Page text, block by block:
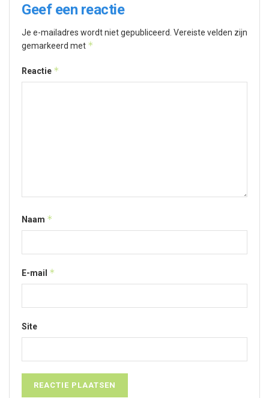
Geef een reactie
Je e-mailadres wordt niet gepubliceerd. Vereiste velden zijn
gemarkeerd met *
Reactie *
Naam *
E-mail *
Site